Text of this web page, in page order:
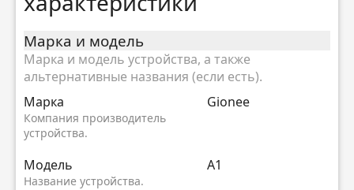
Марка и модель
Марка и модель устройства, а также
альтернативные названия (если есть).
Марка
Компания производитель
устройства.
Gionee
Модель
Название устройства.
A1